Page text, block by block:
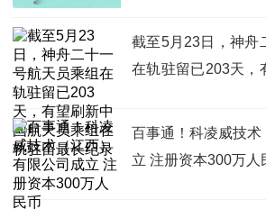
截至5月23日，神舟
在轨驻留已203天，
百事通！科凌威技
立 注册资本300万人